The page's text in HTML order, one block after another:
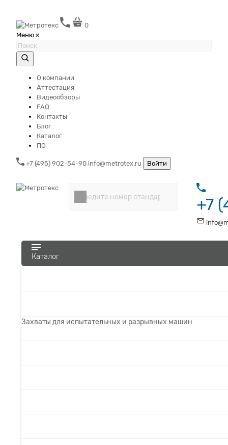
0
Меню ×
О компании
Аттестация
Видеообзоры
FAQ
Контакты
Блог
Каталог
ПО
+7 (495) 902-54-90 info@metrotex.ru Войти
+7
Каталог
Захваты для испытательных и разрывных машин